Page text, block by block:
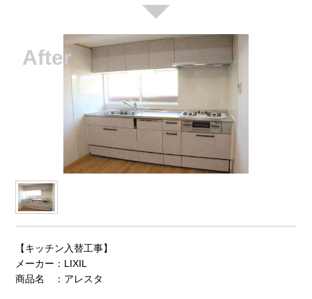
【キッチン入替工事】
メーカー：LIXIL
商品名 ：アレスタ